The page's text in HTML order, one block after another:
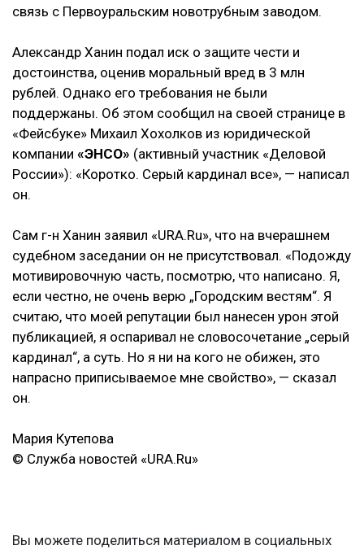
связь с Первоуральским новотрубным заводом.
Александр Ханин подал иск о защите чести и
достоинства, оценив моральный вред в 3 млн
рублей. Однако его требования не были
поддержаны. Об этом сообщил на своей странице в
«Фейсбуке» Михаил Хохолков из юридической
компании «ЭНСО» (активный участник «Деловой
России»): «Коротко. Серый кардинал все», — написал
он.
Сам г-н Ханин заявил «URA.Ru», что на вчерашнем
судебном заседании он не присутствовал. «Подожду
мотивировочную часть, посмотрю, что написано. Я,
если честно, не очень верю „Городским вестям“. Я
считаю, что моей репутации был нанесен урон этой
публикацией, я оспаривал не словосочетание „серый
кардинал“, а суть. Но я ни на кого не обижен, это
напрасно приписываемое мне свойство», — сказал
он.
Мария Кутепова
© Служба новостей «URA.Ru»
Вы можете поделиться материалом в социальных